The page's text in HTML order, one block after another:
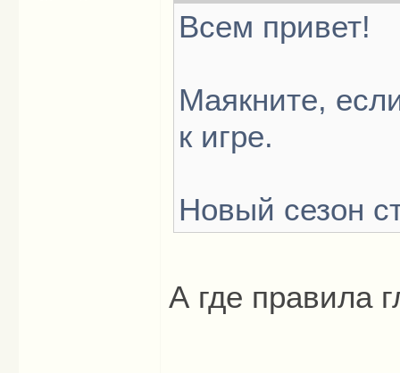
Всем привет!
Маякните,
к игре.
Новый сезон
А где правила